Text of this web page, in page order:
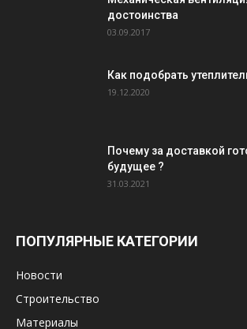
достоинства
03.09.2017
Как подобрать
19.12.2020
Почему за доставкой
будущее ?
31.03.2021
ПОПУЛЯРНЫЕ КАТЕГОРИИ
Новости
Строительство
Материалы